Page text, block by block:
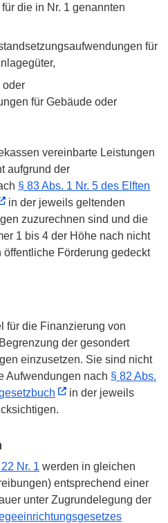
die in Nr. 1 genannten
für
oder
für Gebäude oder
vereinbarte Leistungen
aufgrund der
§ 83 Abs. 1 Nr. 5 des Elften
in der jeweils geltenden
zuzurechnen sind und die
1 bis 4 der Höhe nach nicht
Förderung gedeckt
für die Finanzierung von
der gesondert
einzusetzen. Sie sind nicht
Aufwendungen nach § 82 Abs.
in der jeweils
Nr. 1 werden in gleichen
entsprechend einer
unter Zugrundelegung der